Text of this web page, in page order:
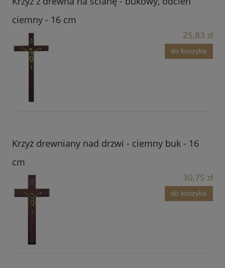
ciemny - 16 cm
25,83 zł
do koszyka
Krzyż drewniany nad drzwi - ciemny buk - 16
cm
30,75 zł
do koszyka